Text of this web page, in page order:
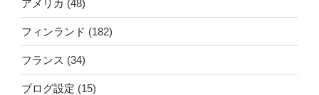
アメリカ (48)
フィンランド (182)
フランス (34)
ブログ設定 (15)